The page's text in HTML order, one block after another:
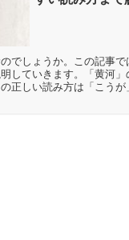
のでしょうか。この記事
していきます。「黄河」
の正しい読み方は「こう